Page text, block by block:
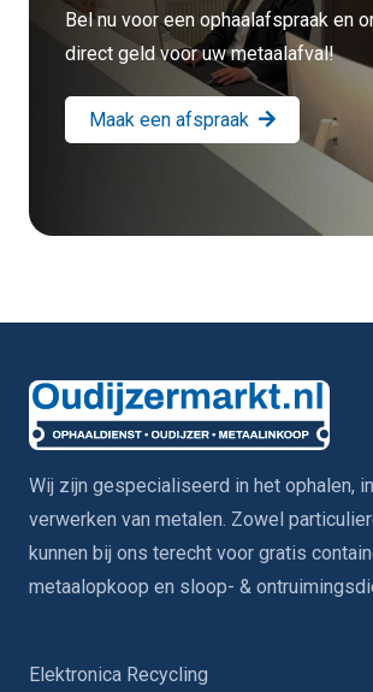
Bel nu voor een ophaalafspraak en
direct geld voor uw metaalafval!
Maak een afspraak
Wij zijn gespecialiseerd in het ophalen,
verwerken van metalen. Zowel
kunnen bij ons terecht voor gratis
metaalopkoop en sloop- &
Elektronica Recycling